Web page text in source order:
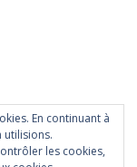
En continuant à
utilisions.
les cookies,